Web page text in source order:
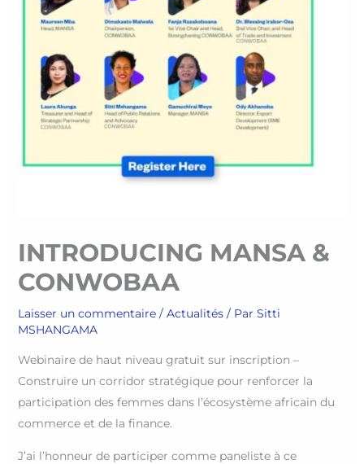
INTRODUCING MANSA &
CONWOBAA
Laisser un commentaire / Actualités/ Par Sitti
MSHANGAMA
Webinaire de haut niveau gratuit sur inscription –
Construire un corridor stratégique pour renforcer la
participation des femmes dans l’écosystème africain du
commerce et de la finance.
J’ai l’honneur de participer comme paneliste à ce